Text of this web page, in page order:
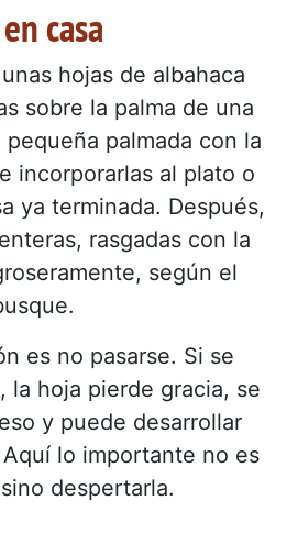
casa
hojas de albahaca
sobre la palma de una
palmada con la
incorporarlas al plato o
ya terminada. Después,
rasgadas con la
según el
es no pasarse. Si se
la hoja pierde gracia, se
y puede desarrollar
lo importante no es
despertarla.